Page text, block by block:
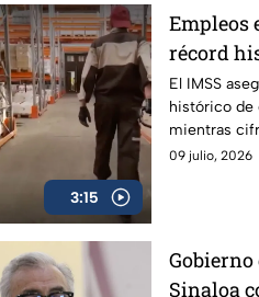
3:15
Empleos
récord
El IMSS
histórico de
mientras
precariedad
09 julio, 2026
Gobierno
Sinaloa